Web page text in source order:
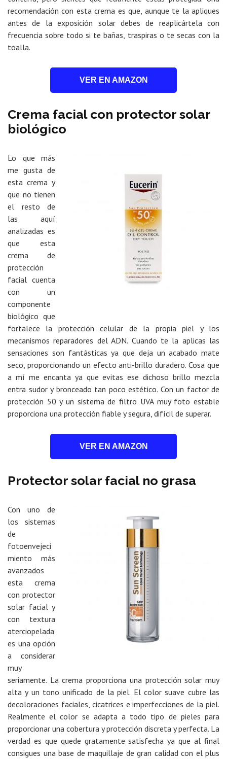
recomendación con esta crema es que, aunque te la apliques
antes de la exposición solar debes de reaplicártela con
frecuencia sobre todo si te bañas, traspiras o te secas con la
toalla.
VER EN AMAZON
Crema facial con protector solar
biológico
Lo que más
me gusta de
esta crema y
que no tienen
el resto de
las aquí
analizadas es
que esta
crema de
protección
facial cuenta
con un
componente
biológico que
fortalece la protección celular de la propia piel y los
mecanismos reparadores del ADN. Cuando te la aplicas las
sensaciones son fantásticas ya que deja un acabado mate
seco, proporcionando un efecto anti-brillo duradero. Cosa que
a mí me encanta ya que evitas ese dichoso brillo mezcla
entra sudor y bronceado tan poco estético. Con un factor de
protección 50 y un sistema de filtro UVA muy foto estable
proporciona una protección fiable y segura, difícil de superar.
VER EN AMAZON
Protector solar facial no grasa
Con uno de
los sistemas
de
fotoenvejeci
miento más
avanzados
esta crema
con protector
solar facial y
con textura
aterciopelada
es una opción
a considerar
muy
seriamente. La crema proporciona una protección solar muy
alta y un tono unificado de la piel. El color suave cubre las
decoloraciones faciales, cicatrices e imperfecciones de la piel.
Realmente el color se adapta a todo tipo de pieles para
proporcionar una cobertura y protección discreta y perfecta. La
verdad es que quede gratamente satisfecha ya que al final
consigues una base de maquillaje de gran calidad con el plus